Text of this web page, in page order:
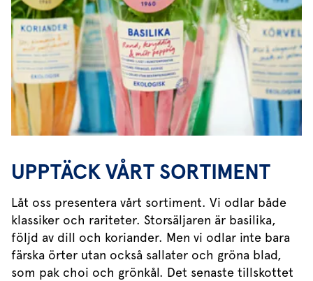
UPPTÄCK VÅRT SORTIMENT
Låt oss presentera vårt sortiment. Vi odlar både
klassiker och rariteter. Storsäljaren är basilika,
följd av dill och koriander. Men vi odlar inte bara
färska örter utan också sallater och gröna blad,
som pak choi och grönkål. Det senaste tillskottet